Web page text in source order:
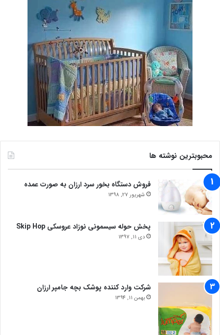
محبوبترین نوشته ها
فروش دستگاه بخور سرد ارزان به صورت عمده
شهریور 27, 1398
پخش حوله سیسمونی نوزاد عروسکی Skip Hop
دی 11, 1397
شرکت وارد کننده پوشک بچه جامپر ارزان
بهمن 11, 1394